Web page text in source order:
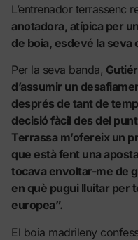
L’entrenador terrassenc
anotadora, atípica per
de boia, esdevé la
Per la seva banda,
d’assumir un
després de tant de
decisió fàcil des del
Terrassa m’ofereix un
que està fent una
tocava envoltar-me de
en què pugui lluitar per
europea”.
El boia madrileny